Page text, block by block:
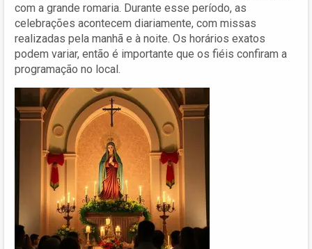
com a grande romaria. Durante esse período, as
celebrações acontecem diariamente, com missas
realizadas pela manhã e à noite. Os horários exatos
podem variar, então é importante que os fiéis confiram a
programação no local.